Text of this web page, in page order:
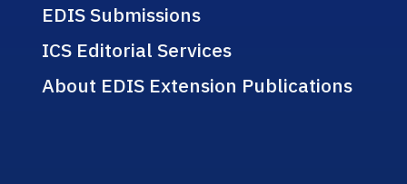
EDIS Submissions
ICS Editorial Services
About EDIS Extension Publications